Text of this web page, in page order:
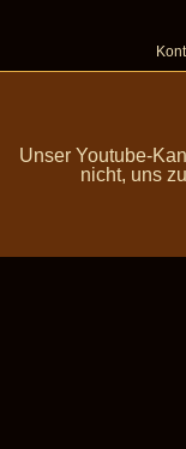
Unser Youtube-
nicht, uns